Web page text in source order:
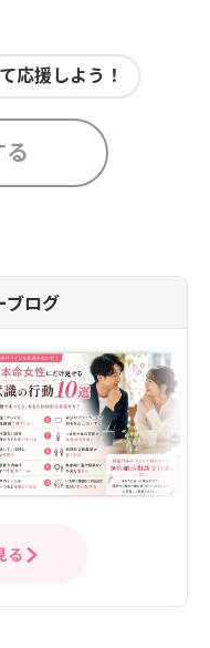
応援しよう！
ブログ
る